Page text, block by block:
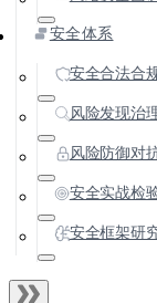
安全体系
安全合法合
风险发现治
风险防御对
安全实战检
安全框架研